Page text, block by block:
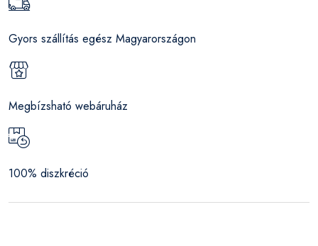
Gyors szállítás egész Magyarországon
Megbízsható webáruház
100% diszkréció